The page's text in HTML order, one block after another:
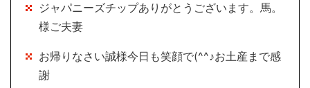
ジャパニーズチップありがとうございます。馬。
様ご夫妻
お帰りなさい誠様今日も笑顔で(^^♪お土産まで感
謝